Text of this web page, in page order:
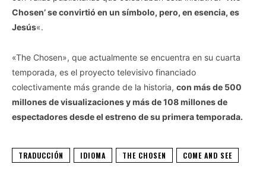
Chosen’ se convirtió en un símbolo, pero, en esencia, es
Jesús«.
«The Chosen», que actualmente se encuentra en su cuarta
temporada, es el proyecto televisivo financiado
colectivamente más grande de la historia, con más de 500
millones de visualizaciones y más de 108 millones de
espectadores desde el estreno de su primera temporada.
TRADUCCIÓN IDIOMA THE CHOSEN COME AND SEE